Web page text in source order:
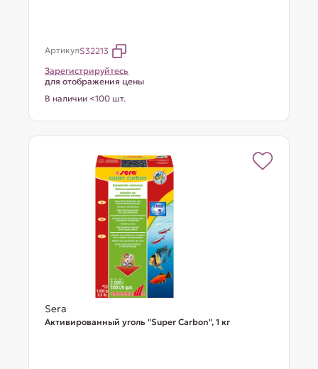
АртикулS32213
Зарегистрируйтесь
для отображения цены
В наличии <100 шт.
Sera
Активированный уголь "Super Carbon", 1 кг